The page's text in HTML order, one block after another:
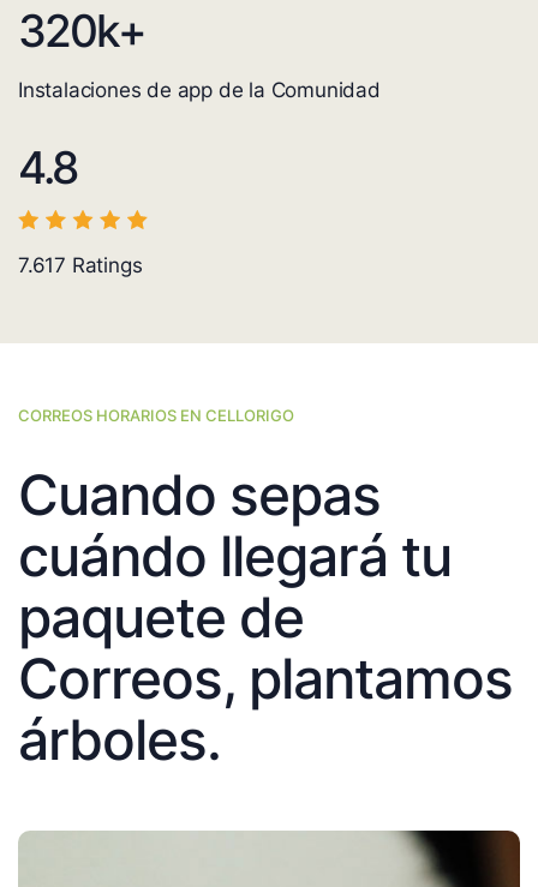
320k+
Instalaciones de app de la Comunidad
4.8
7.617 Ratings
CORREOS HORARIOS EN CELLORIGO
Cuando sepas
cuándo llegará tu
paquete de
Correos, plantamos
árboles.